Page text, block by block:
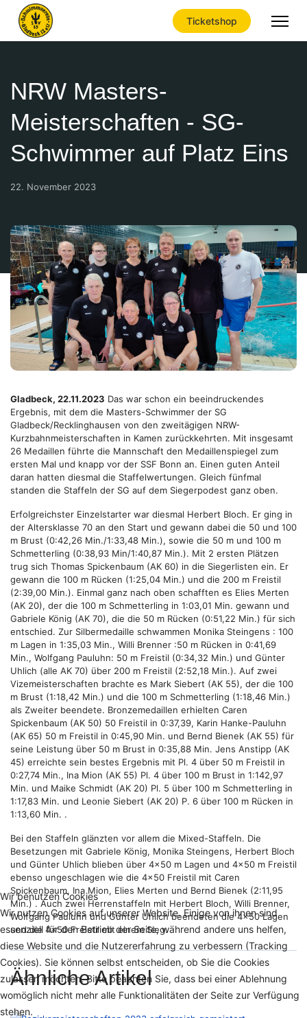
Ticketshop
NRW Masters-
Meisterschaften - SG-
Schwimmer auf Platz Eins
22. November 2023
Gladbeck, 22.11.2023 Das war schon ein beeindruckendes
Ergebnis, mit dem die Masters-Schwimmer der SG
Gladbeck/Recklinghausen von den zweitägigen NRW-
Kurzbahnmeisterschaften in Kamen zurückkehrten. Mit insgesamt
26 Medaillen führte die Mannschaft den Medaillenspiegel zum
ersten Mal und knapp vor der SSF Bonn an. Einen guten Anteil
daran hatten diesmal die Staffelwertungen. Gleich fünfmal
standen die Staffeln der SG auf dem Siegerpodest ganz oben.
Erfolgreichster Einzelstarter war diesmal Herbert Bloch. Er ging in
der Altersklasse 70 an den Start und gewann dabei die 50 und 100
m Brust (0:42,26 Min./1:33,48 Min.), sowie die 50 m und 100 m
Schmetterling (0:38,93 Min/1:40,87 Min.). Mit 2 ersten Plätzen
trug sich Thomas Spickenbaum (AK 60) in die Siegerlisten ein. Er
gewann die 100 m Rücken (1:25,04 Min.) und die 200 m Freistil
(2:39,00 Min.). Einmal ganz nach oben schafften es Elies Merten
(AK 20), der die 100 m Schmetterling in 1:03,01 Min. gewann und
Gabriele König (AK 70), die die 50 m Rücken (0:51,22 Min.) für sich
entschied. Zur Silbermedaille schwammen Monika Steingens : 100
m Lagen in 1:35,03 Min., Willi Brenner :50 m Rücken in 0:41,69
Min., Wolfgang Pauluhn: 50 m Freistil (0:34,32 Min.) und Günter
Uhlich (alle AK 70) über 200 m Freistil (2:52,18 Min.). Auf zwei
Vizemeisterschaften brachte es Mark Siebert (AK 55), der die 100
m Brust (1:18,42 Min.) und die 100 m Schmetterling (1:18,46 Min.)
als Zweiter beendete. Bronzemedaillen erhielten Caren
Spickenbaum (AK 50) 50 Freistil in 0:37,39, Karin Hanke-Pauluhn
(AK 65) 50 m Freistil in 0:45,90 Min. und Bernd Bienek (AK 55) für
seine Leistung über 50 m Brust in 0:35,88 Min. Jens Anstipp (AK
45) erreichte sein bestes Ergebnis mit Pl. 4 über 50 m Freistil in
0:27,74 Min., Ina Mion (AK 55) Pl. 4 über 100 m Brust in 1:142,97
Min. und Maike Schmidt (AK 20) Pl. 5 über 100 m Schmetterling in
1:17,83 Min. und Leonie Siebert (AK 20) P. 6 über 100 m Rücken in
1:13,60 Min. .
Bei den Staffeln glänzten vor allem die Mixed-Staffeln. Die
Besetzungen mit Gabriele König, Monika Steingens, Herbert Bloch
und Günter Uhlich blieben über 4x50 m Lagen und 4x50 m Freistil
ebenso ungeschlagen wie die 4x50 Freistil mit Caren
Spickenbaum, Ina Mion, Elies Merten und Bernd Bienek (2:11,95
Min.) . Auch zwei Herrenstaffeln mit Herbert Bloch, Willi Brenner,
Wolfgang Pauluhn und Günter Uhlich beendeten die 4x50 Lagen
und die 4x50 Freistil mit einem Sieg.
Ähnliche Artikel
Wir benutzen Cookies
Wir nutzen Cookies auf unserer Website. Einige von ihnen sind
essenziell für den Betrieb der Seite, während andere uns helfen,
diese Website und die Nutzererfahrung zu verbessern (Tracking
Cookies). Sie können selbst entscheiden, ob Sie die Cookies
zulassen möchten. Bitte beachten Sie, dass bei einer Ablehnung
womöglich nicht mehr alle Funktionalitäten der Seite zur Verfügung
stehen.